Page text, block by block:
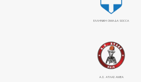
ΕΛΛΗΝΙΚΗ ΟΜΑΔΑ SOCCA
Α.Σ. ΑΤΛΑΣ ΑΜΕΑ